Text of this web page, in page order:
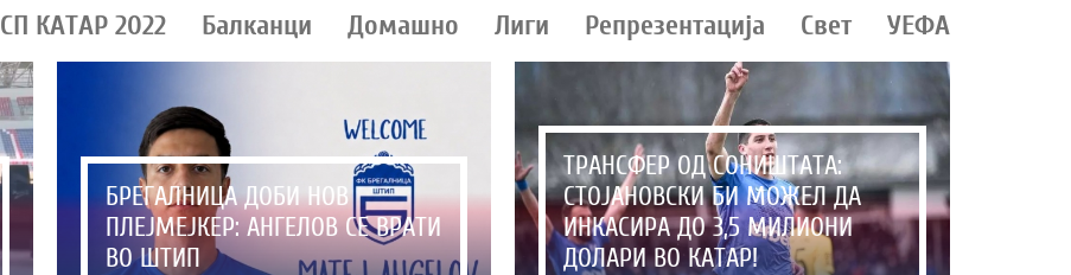
СП КАТАР 2022 Балканци Домашно Лиги Репрезентација Свет УЕФА
БРЕГАЛНИЦА ДОБИ НОВ
ПЛЕЈМЕЈКЕР: АНГЕЛОВ СЕ ВРАТИ
ВО ШТИП
ТРАНСФЕР ОД СОНИШТАТА:
СТОЈАНОВСКИ БИ МОЖЕЛ ДА
ИНКАСИРА ДО 3,5 МИЛИОНИ
ДОЛАРИ ВО КАТАР!